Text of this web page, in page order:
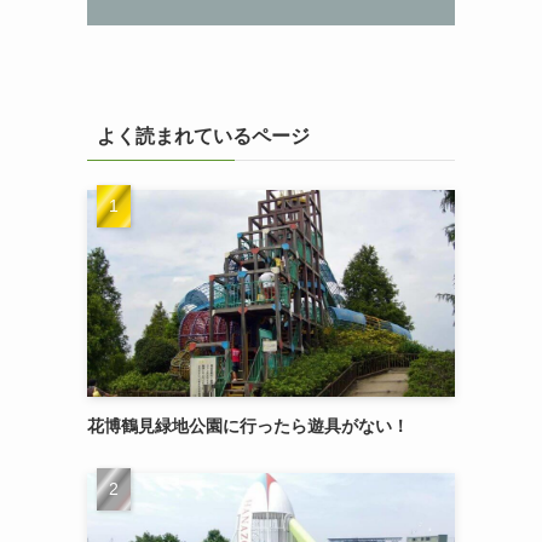
よく読まれているページ
花博鶴見緑地公園に行ったら遊具がない！